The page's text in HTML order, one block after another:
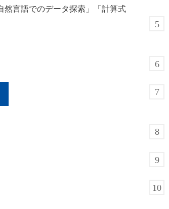
言語でのデータ探索」「計算式